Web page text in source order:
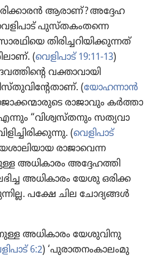
ആരാണ്‌? അദ്ദേഹ​
പുസ്‌ത​കം​തന്നെ
തിരി​ച്ച​റി​യി​ക്കു​ന്നത്‌
(വെളിപാട്‌ 19:11-13)
വക്താവാ​യി
(യോഹ​ന്നാൻ
രാജാ​വും കർത്താ​
“വിശ്വ​സ്‌ത​നും സത്യവാ​
(വെളി​പാട്‌
രാജാ​വെന്ന
അധികാ​രം അദ്ദേഹ​ത്തി​
അധികാ​രം യേശു ഒരിക്ക​
പക്ഷേ ചില ചോദ്യ​ങ്ങൾ
അധികാ​രം യേശു​വി​നു
6:2) ‘പുരാ​ത​നം​കാ​ലം​മു​